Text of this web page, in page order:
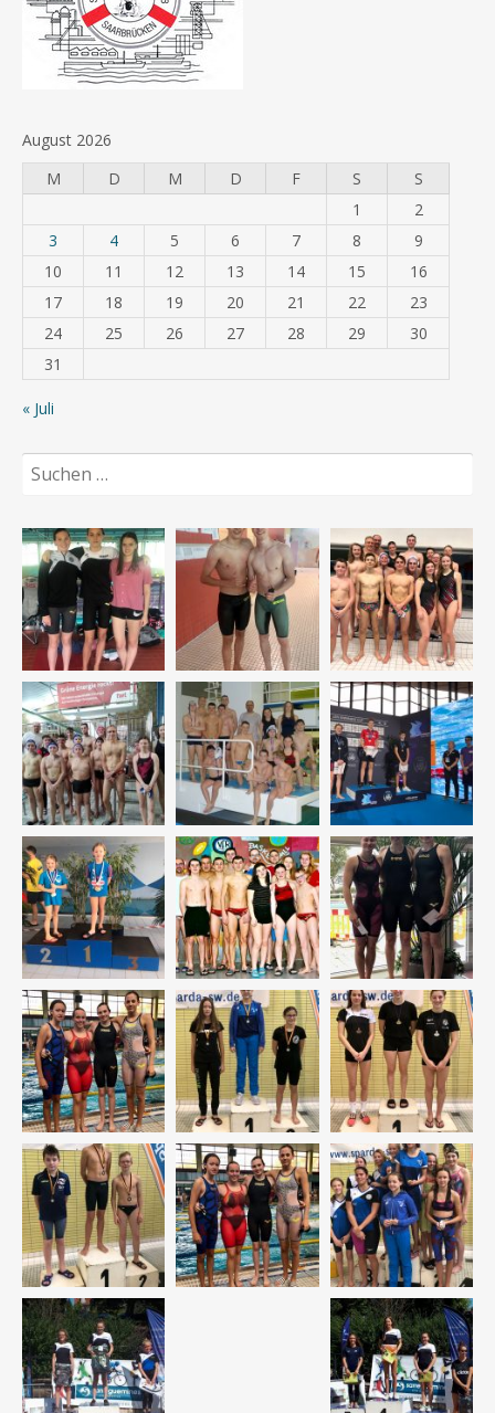
August 2026
M
D M D F S
S
1
2
3
4 5 6 7 8
9
10
11 12 13 14 15
16
17
18 19 20 21 22
23
24
25 26 27 28 29
30
31
« Juli
Suchen
nach: